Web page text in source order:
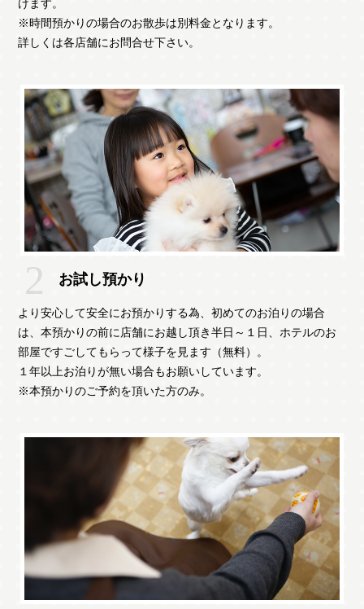
けます。
※時間預かりの場合のお散歩は別料金となります。
詳しくは各店舗にお問合せ下さい。
お試し預かり
より安心して安全にお預かりする為、初めてのお泊りの場合
は、本預かりの前に店舗にお越し頂き半日～１日、ホテルのお
部屋ですごしてもらって様子を見ます（無料）。
１年以上お泊りが無い場合もお願いしています。
※本預かりのご予約を頂いた方のみ。